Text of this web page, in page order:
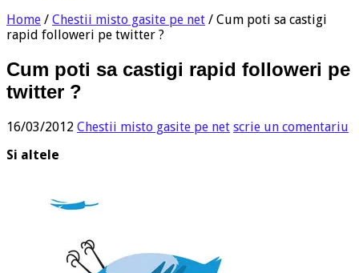
Home / Chestii misto gasite pe net / Cum poti sa castigi
rapid followeri pe twitter ?
Cum poti sa castigi rapid followeri pe
twitter ?
16/03/2012 Chestii misto gasite pe net scrie un comentariu
Si altele